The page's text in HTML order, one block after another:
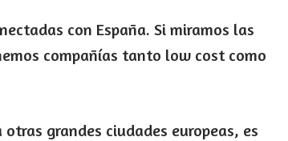
con España. Si miramos las
compañías tanto low cost como
grandes ciudades europeas, es